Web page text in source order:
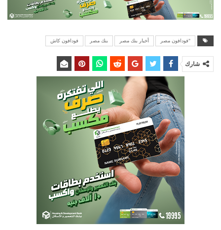
"فودافون مصر أخبار بنك مصر بنك مصر فودافون كاش
شارك